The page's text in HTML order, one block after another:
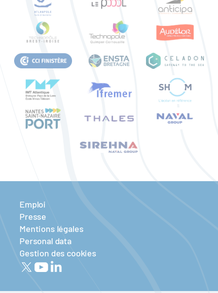
Emploi
Presse
Mentions légales
Personal data
Gestion des cookies